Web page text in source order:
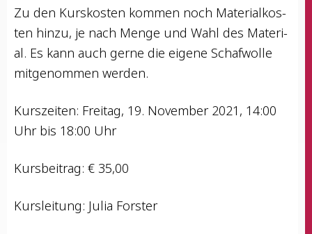
Zu den Kurs­kos­ten kom­men noch Mate­ri­al­kos­
ten hin­zu, je nach Men­ge und Wahl des Mate­ri­
al. Es kann auch ger­ne die eige­ne Schaf­wol­le
mit­ge­nom­men werden.
Kurs­zei­ten: Frei­tag, 19. Novem­ber 2021, 14:00
Uhr bis 18:00 Uhr
Kurs­bei­trag: € 35,00
Kurs­lei­tung: Julia Forster